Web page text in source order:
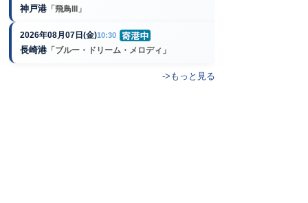
神戸港 「飛鳥III」
2026年08月07日(金)10:30
長崎港 「ブルー・ドリーム・メロディ」
->もっと見る